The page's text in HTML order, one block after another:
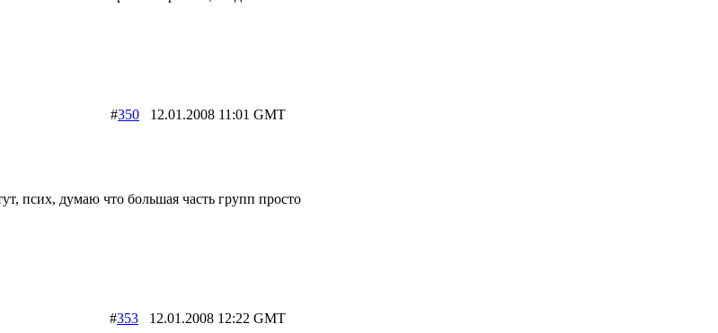
#350 12.01.2008 11:01 GMT
псих, думаю что большая часть групп просто
#353 12.01.2008 12:22 GMT